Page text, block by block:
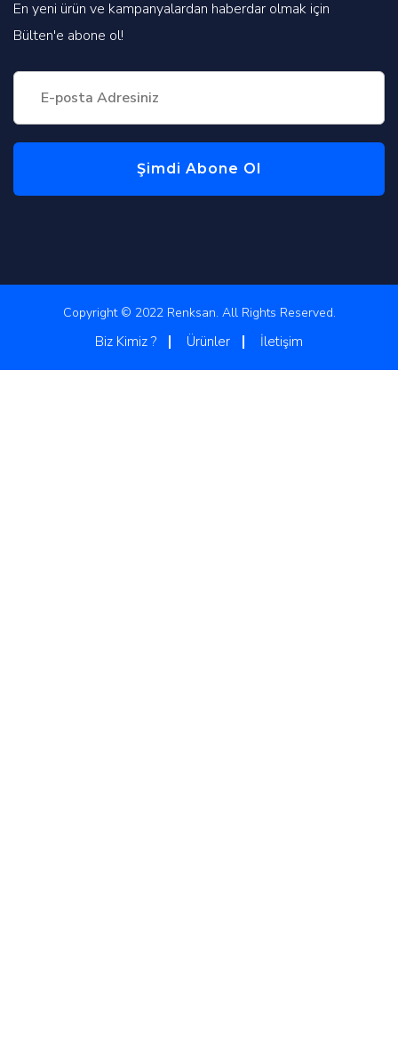
En yeni ürün ve kampanyalardan haberdar olmak için
Bülten'e abone ol!
Şimdi Abone Ol
Copyright © 2022 Renksan. All Rights Reserved.
Biz Kimiz ? Ürünler İletişim